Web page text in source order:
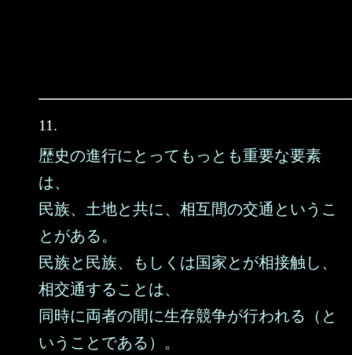
11.
歴史の進行にとってもっとも重要な要素
は、
民族、土地と共に、相互間の交通というこ
とがある。
民族と民族、もしくは国家とが相接触し、
相交通することは、
同時に両者の間に生存競争が行われる（と
いうことである）。